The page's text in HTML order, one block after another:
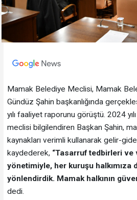
Mamak Belediye Meclisi, Mamak
Gündüz Şahin başkanlığında
yılı faaliyet raporunu görüştü. 2024
meclisi bilgilendiren Başkan Şahin,
kaynakları verimli kullanarak gelir-
kaydederek, “Tasarruf tedbirleri ve
yönetimiyle, her kuruşu
yönlendirdik. Mamak halkının
dedi.